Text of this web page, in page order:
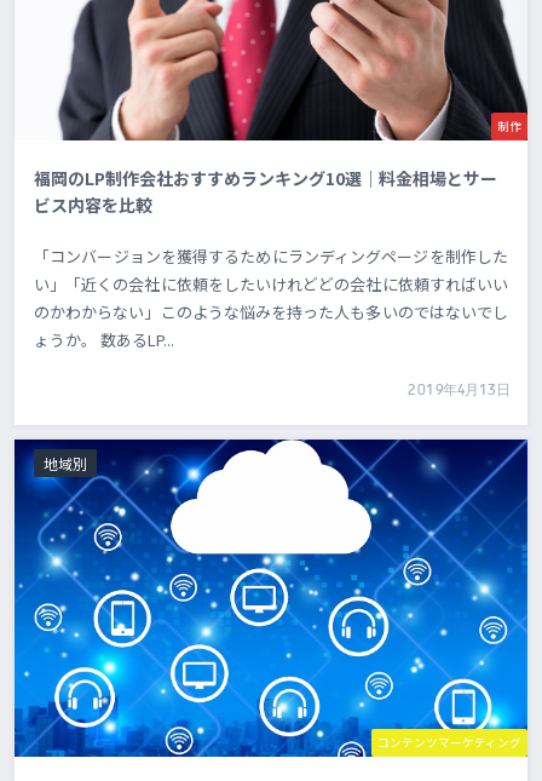
制作
福岡のLP制作会社おすすめランキング10選｜料金相場とサー
ビス内容を比較
「コンバージョンを獲得するためにランディングページを制作した
い」「近くの会社に依頼をしたいけれどどの会社に依頼すればいい
のかわからない」このような悩みを持った人も多いのではないでし
ょうか。 数あるLP...
2019年4月13日
コンテンツマーケティング
地域別